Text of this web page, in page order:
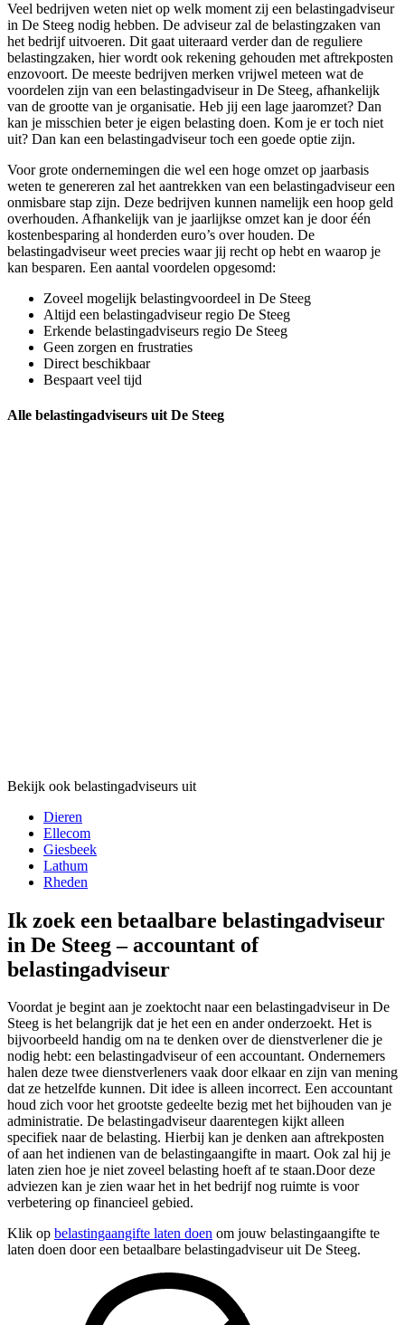
Veel bedrijven weten niet op welk moment zij een belastingadviseur
in De Steeg nodig hebben. De adviseur zal de belastingzaken van
het bedrijf uitvoeren. Dit gaat uiteraard verder dan de reguliere
belastingzaken, hier wordt ook rekening gehouden met aftrekposten
enzovoort. De meeste bedrijven merken vrijwel meteen wat de
voordelen zijn van een belastingadviseur in De Steeg, afhankelijk
van de grootte van je organisatie. Heb jij een lage jaaromzet? Dan
kan je misschien beter je eigen belasting doen. Kom je er toch niet
uit? Dan kan een belastingadviseur toch een goede optie zijn.
Voor grote ondernemingen die wel een hoge omzet op jaarbasis
weten te genereren zal het aantrekken van een belastingadviseur een
onmisbare stap zijn. Deze bedrijven kunnen namelijk een hoop geld
overhouden. Afhankelijk van je jaarlijkse omzet kan je door één
kostenbesparing al honderden euro’s over houden. De
belastingadviseur weet precies waar jij recht op hebt en waarop je
kan besparen. Een aantal voordelen opgesomd:
Zoveel mogelijk belastingvoordeel in De Steeg
Altijd een belastingadviseur regio De Steeg
Erkende belastingadviseurs regio De Steeg
Geen zorgen en frustraties
Direct beschikbaar
Bespaart veel tijd
Alle belastingadviseurs uit De Steeg
Bekijk ook belastingadviseurs uit
Dieren
Ellecom
Giesbeek
Lathum
Rheden
Ik zoek een betaalbare belastingadviseur
in De Steeg – accountant of
belastingadviseur
Voordat je begint aan je zoektocht naar een belastingadviseur in De
Steeg is het belangrijk dat je het een en ander onderzoekt. Het is
bijvoorbeeld handig om na te denken over de dienstverlener die je
nodig hebt: een belastingadviseur of een accountant. Ondernemers
halen deze twee dienstverleners vaak door elkaar en zijn van mening
dat ze hetzelfde kunnen. Dit idee is alleen incorrect. Een accountant
houd zich voor het grootste gedeelte bezig met het bijhouden van je
administratie. De belastingadviseur daarentegen kijkt alleen
specifiek naar de belasting. Hierbij kan je denken aan aftrekposten
of aan het indienen van de belastingaangifte in maart. Ook zal hij je
laten zien hoe je niet zoveel belasting hoeft af te staan.Door deze
adviezen kan je zien waar het in het bedrijf nog ruimte is voor
verbetering op financieel gebied.
Klik op belastingaangifte laten doen om jouw belastingaangifte te
laten doen door een betaalbare belastingadviseur uit De Steeg.